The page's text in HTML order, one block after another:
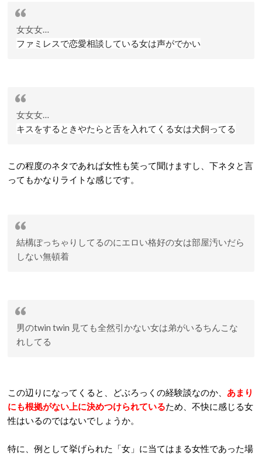
女女女…
ファミレスで恋愛相談している女は声がでかい
女女女…
キスをするときやたらと舌を入れてくる女は犬飼ってる
この程度のネタであれば女性も笑って聞けますし、下ネタと言
ってもかなりライトな感じです。
結構ぽっちゃりしてるのにエロい格好の女は部屋汚いだら
しない無頓着
男のtwin twin 見ても全然引かない女は弟がいるちんこな
れしてる
この辺りになってくると、どぶろっくの経験談なのか、 あまり
にも根拠がない上に決めつけられているため、不快に感じる女
性はいるのではないでしょうか。
特に、例として挙げられた「女」に当てはまる女性であった場